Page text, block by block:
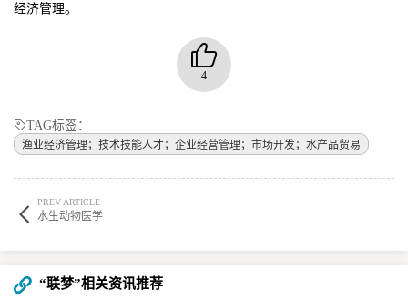
经济管理。​
4
TAG标签：
渔业经济管理；技术技能人才；企业经营管理；市场开发；水产品贸易​
PREV ARTICLE
水生动物医学
“联梦”相关资讯推荐